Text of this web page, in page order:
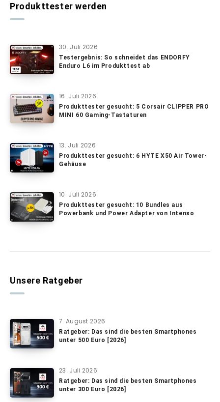
Produkttester werden
30. Juli 2026
Testergebnis: So schneidet das ENDORFY
Enduro L6 im Produkttest ab
16. Juli 2026
Produkttester gesucht: 5 Corsair CLIPPER PRO
MINI 60 Gaming-Tastaturen
13. Juli 2026
Produkttester gesucht: 6 HYTE X50 Air Tower-
Gehäuse
10. Juli 2026
Produkttester gesucht: 10 Bundles aus
Powerbank und Power Adapter von Intenso
Unsere Ratgeber
7. August 2026
Ratgeber: Das sind die besten Smartphones
unter 500 Euro [2026]
23. Juli 2026
Ratgeber: Das sind die besten Smartphones
unter 300 Euro [2026]